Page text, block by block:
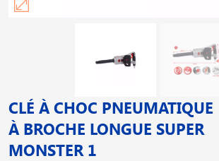
CLÉ À CHOC PNEUMATIQUE
À BROCHE LONGUE SUPER
MONSTER 1